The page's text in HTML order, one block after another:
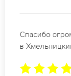
Отличные
коррекции